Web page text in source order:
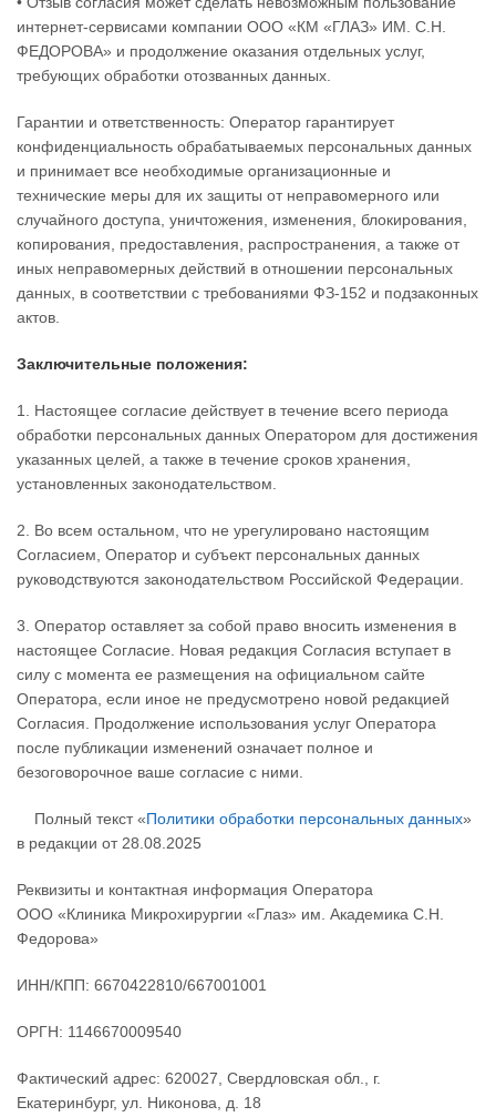
интернет-сервисами компании ООО «КМ «ГЛАЗ» ИМ. С.Н.
ФЕДОРОВА» и продолжение оказания отдельных услуг,
требующих обработки отозванных данных.
Гарантии и ответственность: Оператор гарантирует
конфиденциальность обрабатываемых персональных данных
и принимает все необходимые организационные и
технические меры для их защиты от неправомерного или
случайного доступа, уничтожения, изменения, блокирования,
копирования, предоставления, распространения, а также от
иных неправомерных действий в отношении персональных
данных, в соответствии с требованиями ФЗ-152 и подзаконных
актов.
Заключительные положения:
1. Настоящее согласие действует в течение всего периода
обработки персональных данных Оператором для достижения
указанных целей, а также в течение сроков хранения,
установленных законодательством.
2. Во всем остальном, что не урегулировано настоящим
Согласием, Оператор и субъект персональных данных
руководствуются законодательством Российской Федерации.
3. Оператор оставляет за собой право вносить изменения в
настоящее Согласие. Новая редакция Согласия вступает в
силу с момента ее размещения на официальном сайте
Оператора, если иное не предусмотрено новой редакцией
Согласия. Продолжение использования услуг Оператора
после публикации изменений означает полное и
безоговорочное ваше согласие с ними.
Полный текст «Политики обработки персональных данных»
в редакции от 28.08.2025
Реквизиты и контактная информация Оператора
ООО «Клиника Микрохирургии «Глаз» им. Академика С.Н.
Федорова»
ИНН/КПП: 6670422810/667001001
ОРГН: 1146670009540
Фактический адрес: 620027, Свердловская обл., г.
Екатеринбург, ул. Никонова, д. 18